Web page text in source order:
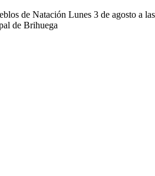
de Natación Lunes 3 de agosto a las
de Brihuega